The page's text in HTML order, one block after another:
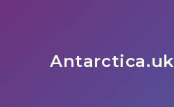
Antarctica.uk